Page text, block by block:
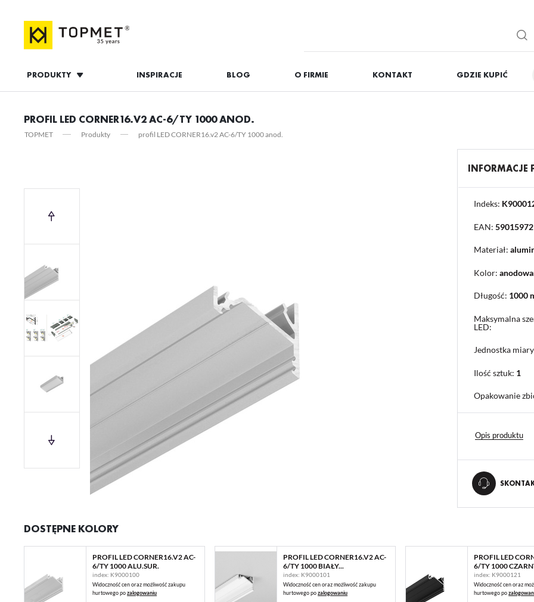
PRODUKTY INSPIRACJE BLOG O FIRMIE KONTAKT GDZIE KUPIĆ
brak konieczności
PROFIL LED CORNER16.V2 AC-6/TY 1000 ANOD.
TOPMET Produkty profil LED CORNER16.v2 AC-6/TY 1000 anod.
INFORMACJE
Indeks:
EAN:
Materiał:
Kolor:
Długość: 1000
Maksymalna
LED:
Jednostka
Ilość sztuk: 1
Opakowanie
Opis produktu
DOSTĘPNE KOLORY
PROFIL LED CORNER16.V2 AC-
6/TY 1000 ALU.SUR.
index: K9000100
Widoczność cen oraz możliwość zakupu
hurtowego pozalogowaniu
PROFIL LED CORNER16.V2 AC-
6/TY 1000 BIAŁY...
index: K9000101
Widoczność cen oraz możliwość zakupu
hurtowego pozalogowaniu
PROFIL LED
6/TY 1000
index: K9000121
Widoczność cen oraz
hurtowego po